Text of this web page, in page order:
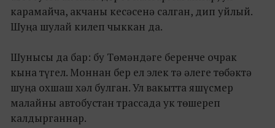
карамайча, акчаны кесәсенә салган, дип уйлый.
Шуңа шулай килеп чыккан да.
Шунысы да бар: бу Төмәндәге беренче очрак
кына түгел. Моннан бер ел элек тә әлеге төбәктә
шуңа охшаш хәл булган. Ул вакытта яшүсмер
малайны автобустан трассада ук төшереп
калдырганнар.